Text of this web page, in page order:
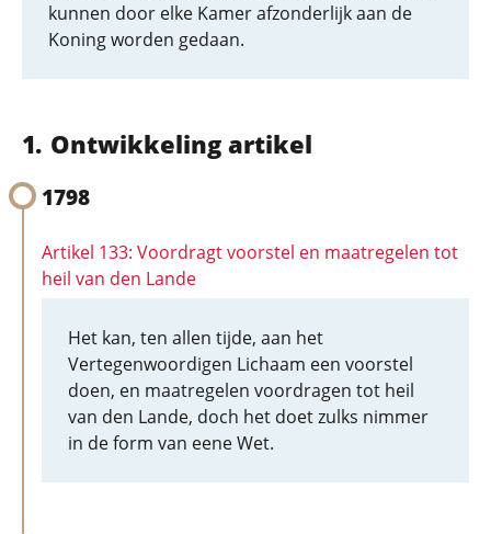
kunnen door elke Kamer afzonderlijk aan de
Koning worden gedaan.
Ontwikkeling artikel
1798
Artikel 133: Voordragt voorstel en maatregelen tot
heil van den Lande
Het kan, ten allen tijde, aan het
Vertegenwoordigen Lichaam een voorstel
doen, en maatregelen voordragen tot heil
van den Lande, doch het doet zulks nimmer
in de form van eene Wet.